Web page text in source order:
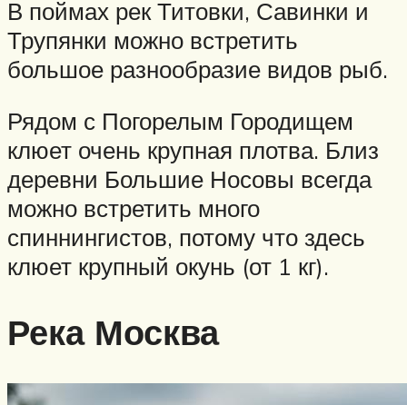
В поймах рек Титовки, Савинки и
Трупянки можно встретить
большое разнообразие видов рыб.
Рядом с Погорелым Городищем
клюет очень крупная плотва. Близ
деревни Большие Носовы всегда
можно встретить много
спиннингистов, потому что здесь
клюет крупный окунь (от 1 кг).
Река Москва